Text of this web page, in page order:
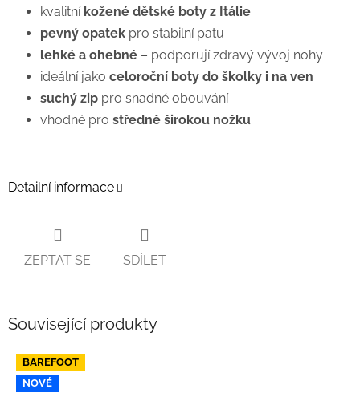
kvalitní kožené dětské boty z Itálie
pevný opatek pro stabilní patu
lehké a ohebné – podporují zdravý vývoj nohy
ideální jako celoroční boty do školky i na ven
suchý zip pro snadné obouvání
vhodné pro středně širokou nožku
Detailní informace
ZEPTAT SE SDÍLET
Související produkty
BAREFOOT
NOVÉ